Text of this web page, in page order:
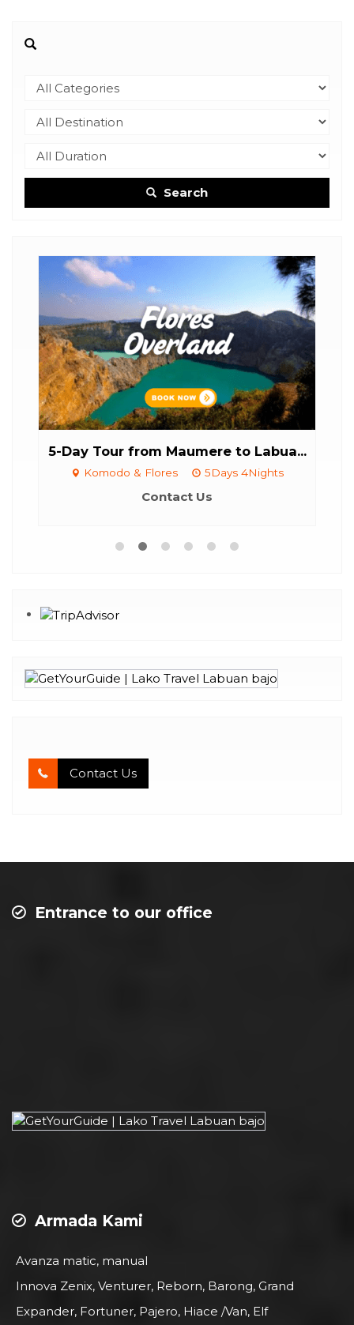
Search
5-Day Tour from Maumere to Labua...
Komodo & Flores 5Days 4Nights
Contact Us
Contact Us
Entrance to our office
Armada Kami
Avanza matic, manual
Innova Zenix, Venturer, Reborn, Barong, Grand
Expander, Fortuner, Pajero, Hiace /Van, Elf